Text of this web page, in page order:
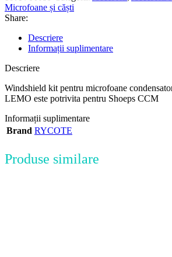
Microfoane și căști
Share:
Descriere
Informații suplimentare
Descriere
Windshield kit pentru microfoane
LEMO este potrivita pentru Shoeps CCM
Informații suplimentare
Brand RYCOTE
Produse similare